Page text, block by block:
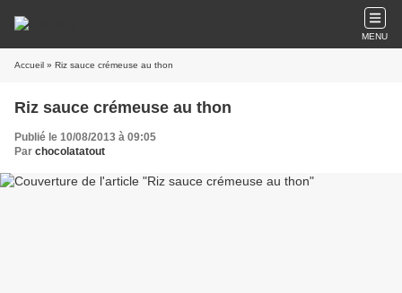
MENU
Accueil » Riz sauce crémeuse au thon
Riz sauce crémeuse au thon
Publié le 10/08/2013 à 09:05
Par chocolatatout